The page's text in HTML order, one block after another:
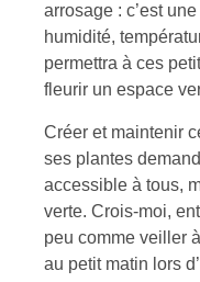
arrosage : c’est
humidité,
permettra à ces
fleurir un espace
Créer et maintenir
ses plantes
accessible à tous,
verte. Crois-moi,
peu comme veiller
au petit matin lors